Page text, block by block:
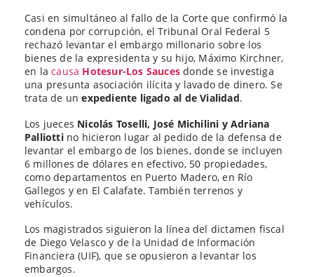
Casi en simultáneo al fallo de la Corte que confirmó la
condena por corrupción, el Tribunal Oral Federal 5
rechazó levantar el embargo millonario sobre los
bienes de la expresidenta y su hijo, Máximo Kirchner,
en lacausa Hotesur-Los Sauces donde se investiga
una presunta asociación ilícita y lavado de dinero. Se
trata de unexpediente ligado al de Vialidad.
Los jueces Nicolás Toselli, José Michilini y Adriana
Palliotti no hicieron lugar al pedido de la defensa de
levantar el embargo de los bienes, donde se incluyen
6 millones de dólares en efectivo, 50 propiedades,
como departamentos en Puerto Madero, en Río
Gallegos y en El Calafate. También terrenos y
vehículos.
Los magistrados siguieron la línea del dictamen fiscal
de Diego Velasco y de la Unidad de Información
Financiera (UIF), que se opusieron a levantar los
embargos.